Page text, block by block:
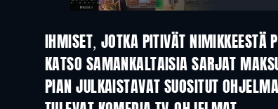
IHMISET, JOTKA PITIVÄT NIMIKKEESTÄ
TV
KATSO SAMANKALTAISIA SARJAT
TV
PIAN JULKAISTAVAT SUOSITUT OHJELMAT
TV